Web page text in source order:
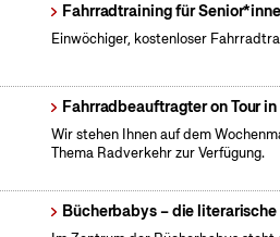
Fahrradtraining für
Einwöchiger, kostenloser
Fahrradbeauftragter on Tour
Wir stehen Ihnen auf dem
Thema Radverkehr zur Verfügung.
Bücherbabys – die